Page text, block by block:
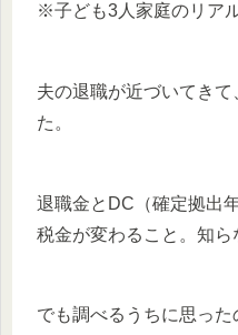
※子ども3人家庭のリア
夫の退職が近づいてき
た。
退職金とDC（確定拠出
税金が変わること。知ら
でも調べるうちに思った